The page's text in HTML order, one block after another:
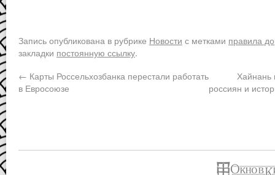
Запись опубликована в рубрике Новости с метками правила
закладки постоянную ссылку.
← Карты Россельхозбанка перестали работать
в Евросоюзе
Хайнань
россиян и